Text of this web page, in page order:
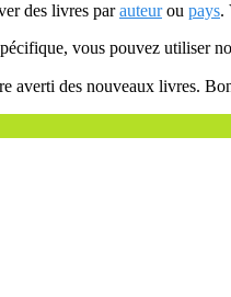
des livres parauteurou pays.
vous pouvez utiliser
averti des nouveaux livres.